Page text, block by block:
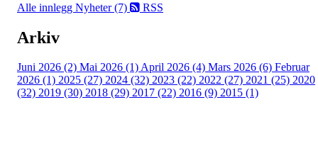
Alle innlegg Nyheter (7) RSS
Arkiv
Juni 2026 (2) Mai 2026 (1)April 2026 (4) Mars 2026 (6) Februar
2026 (1) 2025 (27) 2024 (32) 2023 (22) 2022 (27) 2021 (25) 2020
(32) 2019 (30) 2018 (29) 2017 (22) 2016 (9) 2015 (1)